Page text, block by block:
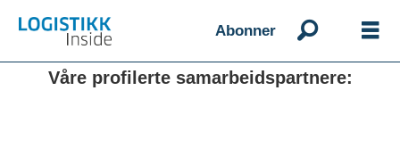
Abonner
Våre profilerte samarbeidspartnere: